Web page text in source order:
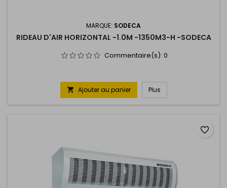
MARQUE: SODECA
RIDEAU D'AIR HORIZONTAL -1.0M -1350M3-H -SODECA
Commentaire(s): 0
 Ajouter au panier Plus
favorite_border